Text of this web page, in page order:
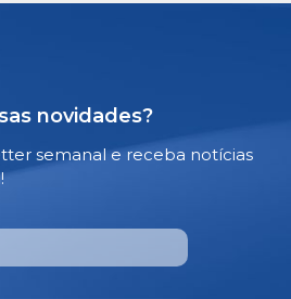
novidades?
semanal e receba notícias